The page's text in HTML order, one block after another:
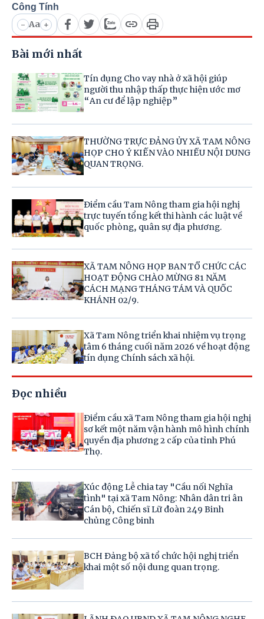
Công Tính
- Aa +
Bài mới nhất
Tín dụng Cho vay nhà ở xã hội giúp
người thu nhập thấp thực hiện ước mơ
“An cư để lập nghiệp”
THƯỜNG TRỰC ĐẢNG ỦY XÃ TAM NÔNG
HỌP CHO Ý KIẾN VÀO NHIỀU NỘI DUNG
QUAN TRỌNG.
Điểm cầu Tam Nông tham gia hội nghị
trực tuyến tổng kết thi hành các luật về
quốc phòng, quân sự địa phương.
XÃ TAM NÔNG HỌP BAN TỔ CHỨC CÁC
HOẠT ĐỘNG CHÀO MỪNG 81 NĂM
CÁCH MẠNG THÁNG TÁM VÀ QUỐC
KHÁNH 02/9.
Xã Tam Nông triển khai nhiệm vụ trọng
tâm 6 tháng cuối năm 2026 về hoạt động
tín dụng Chính sách xã hội.
Đọc nhiều
Điểm cầu xã Tam Nông tham gia hội nghị
sơ kết một năm vận hành mô hình chính
quyền địa phương 2 cấp của tỉnh Phú
Thọ.
Xúc động Lễ chia tay "Cầu nối Nghĩa
tình" tại xã Tam Nông: Nhân dân tri ân
Cán bộ, Chiến sĩ Lữ đoàn 249 Binh
chủng Công binh
BCH Đảng bộ xã tổ chức hội nghị triển
khai một số nội dung quan trọng.